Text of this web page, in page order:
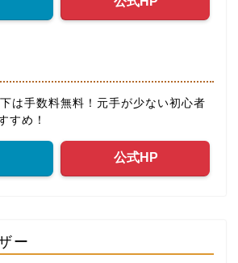
は手数料無料！元手が少ない初心者
すめ！
公式HP
ー